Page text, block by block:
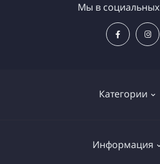
Категории
Информация
Мы в социальных